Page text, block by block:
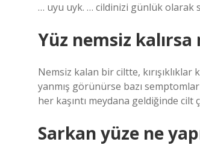
… uyu uyk. … cildinizi günlük olarak
Yüz nemsiz kalırsa
Nemsiz kalan bir ciltte, kırışıklıklar
yanmış görünürse bazı
her kaşıntı meydana geldiğinde cilt
Sarkan yüze ne